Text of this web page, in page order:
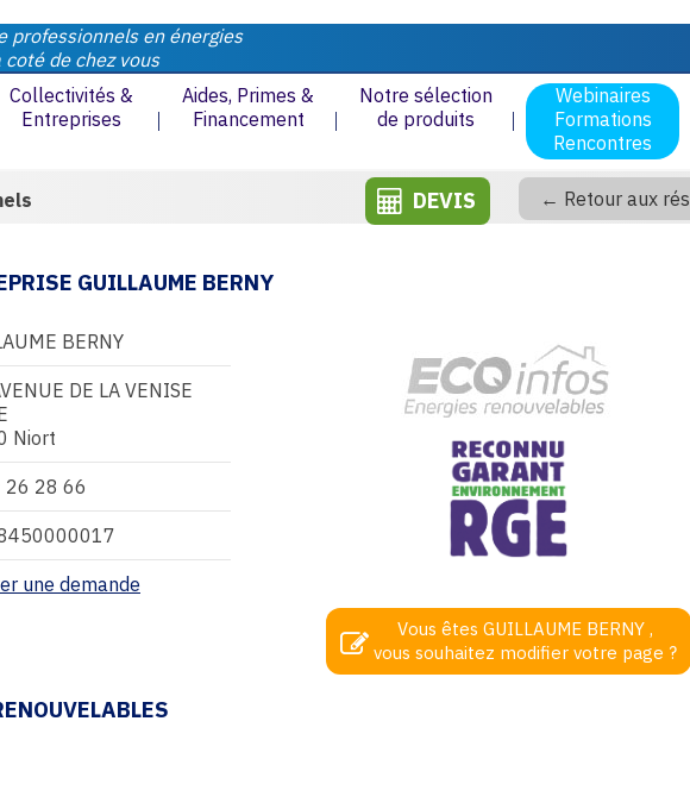
professionnels en énergies
de chez vous
Collectivités &
Entreprises
Aides, Primes &
Financement
Notre sélection
de produits
Webinaires
Formations
Rencontres
DEVIS ← Retour aux
GUILLAUME BERNY
BERNY
DE LA VENISE
Niort
26 28 66
une demande
Vous êtes GUILLAUME BERNY ,
vous souhaitez modifier votre page ?